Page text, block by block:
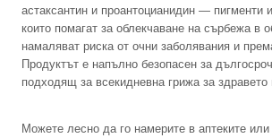
астаксантин и проантоцианидин — пигменти
които помагат за облекчаване на сърбежа в
намаляват риска от очни заболявания и
Продуктът е напълно безопасен за
подходящ за всекидневна грижа за здравето
Можете лесно да го намерите в аптеките